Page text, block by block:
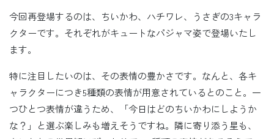
今回再登場するのは、ちいかわ、ハチワレ、うさぎの3キャラ
クターです。それぞれがキュートなパジャマ姿で登場いたし
ます。
特に注目したいのは、その表情の豊かさです。なんと、各キ
ャラクターにつき5種類の表情が用意されているとのこと。一
つひとつ表情が違うため、「今日はどのちいかわにしようか
な？」と選ぶ楽しみも増えそうですね。隣に寄り添う星も、